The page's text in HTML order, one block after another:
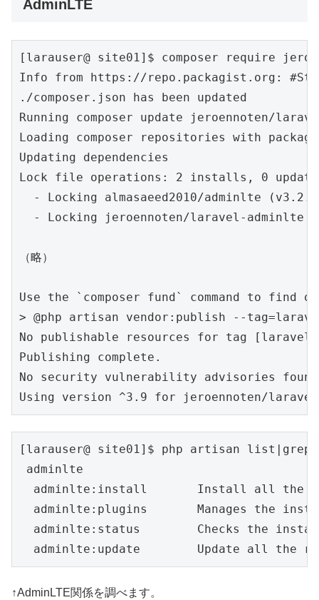
AdminLTE
[larauser@ site01]$ composer require
Info from https://repo.packagist.org:
./composer.json has been updated
Running composer update jeroennoten/
Loading composer repositories with
Updating dependencies
Lock file operations: 2 installs, 0
- Locking almasaeed2010/adminlte
- Locking jeroennoten/laravel-adminlte
（略）
Use the `composer fund` command to find
> @php artisan vendor:publish --
No publishable resources for tag
Publishing complete.
No security vulnerability advisories found
Using version ^3.9 for jeroennoten/
[larauser@ site01]$ php artisan list|grep
adminlte
adminlte:install       Install all the
adminlte:plugins       Manages the
adminlte:status        Checks the
adminlte:update        Update all the
↑AdminLTE関係を調べます。